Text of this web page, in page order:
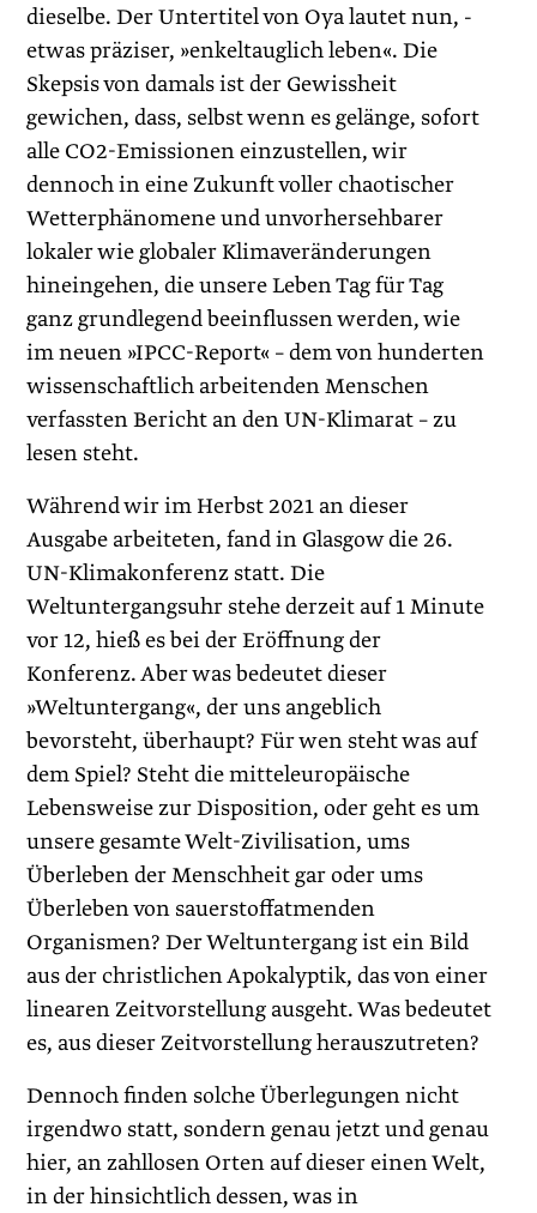
dieselbe. Der Untertitel von Oya lautet nun, -
etwas präziser, »enkeltauglich leben«. Die
Skepsis von damals ist der Gewissheit
gewichen, dass, selbst wenn es gelänge, sofort
alle CO2-Emissionen einzustellen, wir
dennoch in eine Zukunft voller chaotischer
Wetterphänomene und unvorhersehbarer
lokaler wie globaler Klimaveränderungen
hineingehen, die unsere Leben Tag für Tag
ganz grundlegend beeinflussen werden, wie
im neuen »IPCC-Report« – dem von hunderten
wissenschaftlich arbeitenden Menschen
verfassten Bericht an den UN-Klimarat – zu
lesen steht.
Während wir im Herbst 2021 an dieser
Ausgabe arbeiteten, fand in Glasgow die 26.
UN-Klimakonferenz statt. Die
Weltuntergangsuhr stehe derzeit auf 1 Minute
vor 12, hieß es bei der Eröffnung der
Konferenz. Aber was bedeutet dieser
»Weltuntergang«, der uns angeblich
bevorsteht, überhaupt? Für wen steht was auf
dem Spiel? Steht die mitteleuropäische
Lebensweise zur Disposition, oder geht es um
unsere gesamte Welt-Zivilisation, ums
Überleben der Menschheit gar oder ums
Überleben von sauerstoffatmenden
Organismen? Der Weltuntergang ist ein Bild
aus der christlichen Apokalyptik, das von einer
linearen Zeitvorstellung ausgeht. Was bedeutet
es, aus dieser Zeitvorstellung herauszutreten?
Dennoch finden solche Überlegungen nicht
irgendwo statt, sondern genau jetzt und genau
hier, an zahllosen Orten auf dieser einen Welt,
in der hinsichtlich dessen, was in